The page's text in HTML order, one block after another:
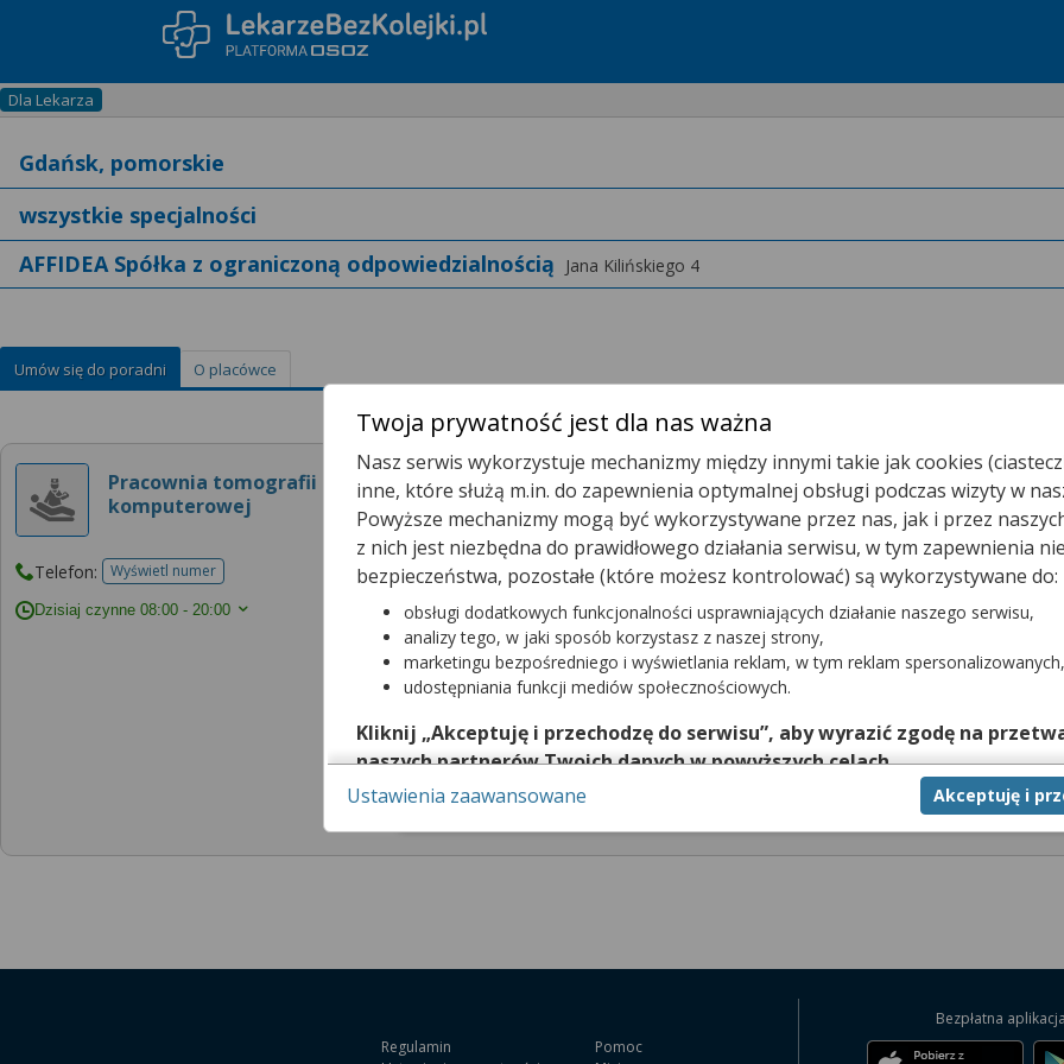
Dla Lekarza
AFFIDEA Spółka z ograniczoną odpowiedzialnością Jana Kilińskiego 4
Umów się do poradni O placówce
Pracownia tomografii
komputerowej
Telefon: Wyświetl numertelefonu do placowki
Dzisiaj czynne 08:00 - 20:00
Pracownia Tomografii Komputerowej
Zarezerwuj wizytę telefonicznie
Rejestracja do tej poradni wymaga telefonicznego kontaktu z przychodnią pod numerem:
Godziny otwarcia rejestracji:
08:00 - 18:00
08:00 - 18:00
08:00 - 18:00
Sobota
Regulamin
Pomoc
Bezpłatna
Twoja prywatność jest dla nas ważna
Nasz serwis wykorzystuje mechanizmy między innymi takie jak cookies
inne, które służą m.in. do zapewnienia optymalnej obsługi podczas wizyty w
Powyższe mechanizmy mogą być wykorzystywane przez nas, jak i przez
z nich jest niezbędna do prawidłowego działania serwisu, w tym zapewnienia
bezpieczeństwa, pozostałe (które możesz kontrolować) są wykorzystywane do:
obsługi dodatkowych funkcjonalności usprawniających działanie naszego serwisu,
analizy tego, w jaki sposób korzystasz z naszej strony,
marketingu bezpośredniego i wyświetlania reklam, w tym reklam spersonalizowanych,
udostępniania funkcji mediów społecznościowych.
Kliknij „Akceptuję i przechodzę do serwisu”, aby wyrazić zgodę na
naszych partnerów Twoich danych w powyższych celach.
Pamiętaj, że wyrażenie zgody jest dobrowolne, a wyrażoną zgodę możesz w
możesz też wycofać zgodę na przetwarzanie Twoich danych tylko w niektórych
dowiedzieć się więcej lub chcesz przeprowadzić konfigurację szczegółową, to
Akceptuję i
Ustawienia zaawansowane